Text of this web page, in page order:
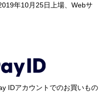
年10月25日上場、Webサ
IDアカウントでのお買いもの